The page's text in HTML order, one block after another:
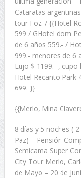
Cataratas
tour Foz. / {{Hotel
599 / GHotel dom
de 6 años 559.- /
999.- menores de 6
Lujo $ 1199.- ,
Hotel Recanto Park
699.-}}
{{Merlo, Mina
8 días y 5 noches (
Paz) – Pensión
Semicama Super
City Tour Merlo,
de Mayo – 20 de